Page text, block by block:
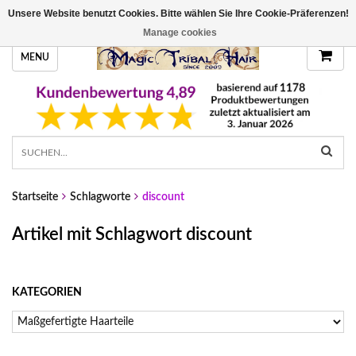
HANDGEFERTIGTE HAARTEILE, DEINE FARBE
MENU
Startseite Schlagworte discount
Artikel mit Schlagwort discount
KATEGORIEN
Unsere Website benutzt Cookies. Bitte wählen Sie Ihre Cookie-Präferenzen!
Manage cookies